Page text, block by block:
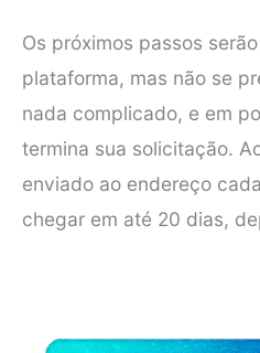
Os próximos passos
plataforma, mas não se
nada complicado, e em
termina sua solicitação.
enviado ao endereço
chegar em até 20 dias,